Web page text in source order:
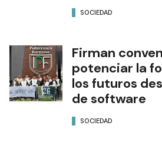
SOCIEDAD
Firman
potenciar la
los futuros
de software
SOCIEDAD